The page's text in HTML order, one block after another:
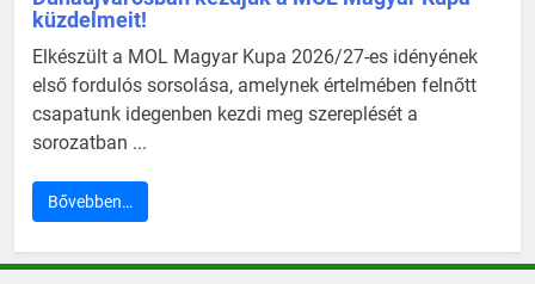
küzdelmeit!
Elkészült a MOL Magyar Kupa 2026/27-es idényének
első fordulós sorsolása, amelynek értelmében felnőtt
csapatunk idegenben kezdi meg szereplését a
sorozatban ...
Bővebben…